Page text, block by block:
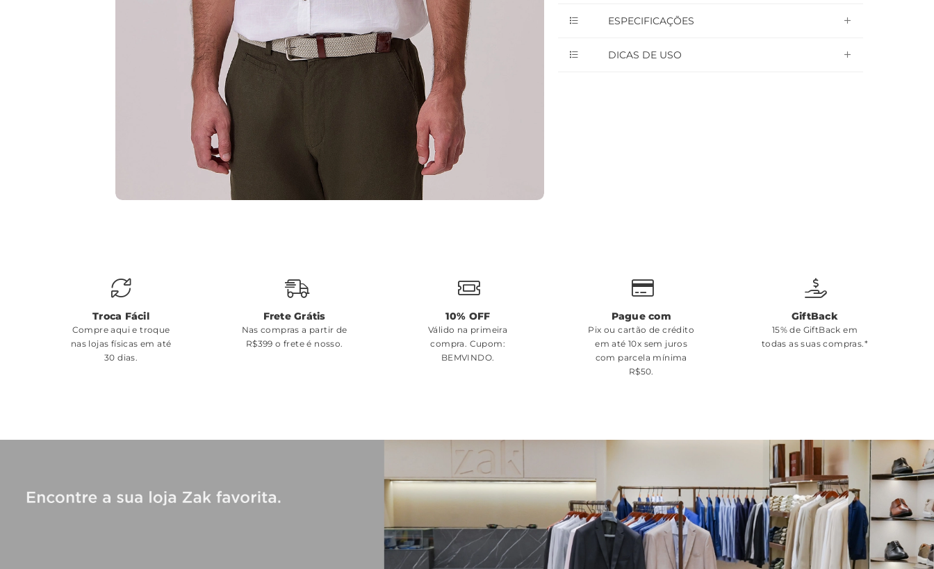
ESPECIFICAÇÕES
DICAS DE USO
Troca Fácil
Compre aqui e troque
nas lojas físicas em até
30 dias.
Frete Grátis
Nas compras a partir de
R$399 o frete é nosso.
10% OFF
Válido na primeira
compra. Cupom:
BEMVINDO.
Pague com
Pix ou cartão de crédito
em até 10x sem juros
com parcela mínima
R$50.
GiftBack
15% de GiftBack em
todas as suas compras.*